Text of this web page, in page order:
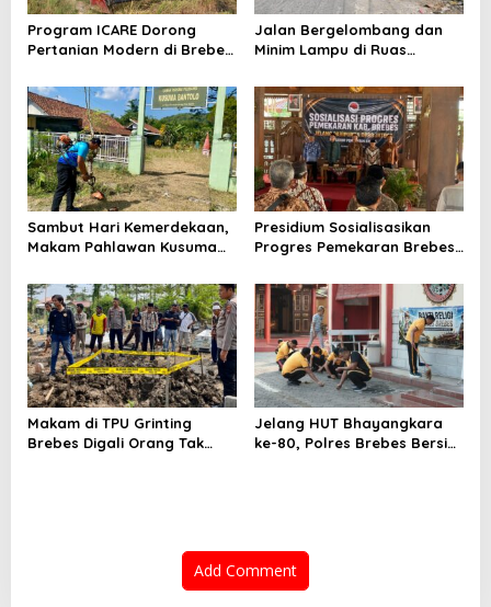
Program ICARE Dorong
Pertanian Modern di Brebes,
Tembus 10,2 Ton per Hektare
Jalan Bergelombang dan
Minim Lampu di Ruas
Telan Korban, Innova
Hantam Pohon di
Bantarkawung
Sambut Hari Kemerdekaan,
Makam Pahlawan Kusuma
Dibersihkan
Presidium Sosialisasikan
Progres Pemekaran Brebes
Pansus DPRD Jateng Jadi
Tahap Berikutnya
Makam di TPU Grinting
Brebes Digali Orang Tak
Jelang HUT Bhayangkara
ke-80, Polres Brebes Bersih-
Add Comment